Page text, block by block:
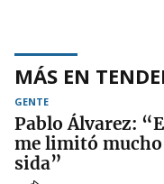
MÁS EN
GENTE
Pablo Álvarez:
me limitó
sida”